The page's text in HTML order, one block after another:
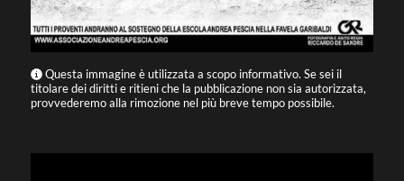
Questa immagine è utilizzata a scopo informativo. Se sei il
titolare dei diritti e ritieni che la pubblicazione non sia autorizzata,
provvederemo alla rimozione nel più breve tempo possibile.